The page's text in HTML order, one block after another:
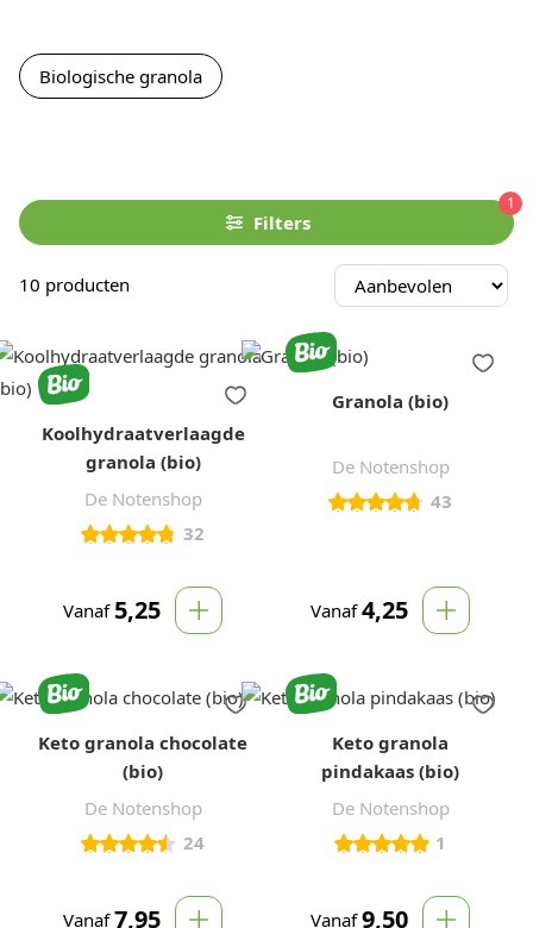
Biologische granola
Filters
1
10 producten
Koolhydraatverlaagde
granola (bio)
De Notenshop
32
Vanaf 5,25
Granola (bio)
De Notenshop
43
Vanaf 4,25
Keto granola chocolate
(bio)
De Notenshop
24
Vanaf 7,95
Keto granola
pindakaas (bio)
De Notenshop
1
Vanaf 9,50